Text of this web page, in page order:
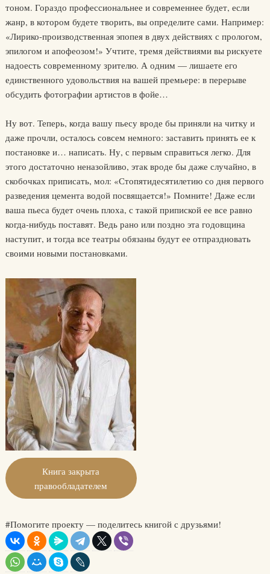
тоном. Гораздо профессиональнее и современнее будет, если
жанр, в котором будете творить, вы определите сами. Например:
«Лирико-производственная эпопея в двух действиях с прологом,
эпилогом и апофеозом!» Учтите, тремя действиями вы рискуете
надоесть современному зрителю. А одним — лишаете его
единственного удовольствия на вашей премьере: в перерыве
обсудить фотографии артистов в фойе…
Ну вот. Теперь, когда вашу пьесу вроде бы приняли на читку и
даже прочли, осталось совсем немного: заставить принять ее к
постановке и… написать. Ну, с первым справиться легко. Для
этого достаточно неназойливо, этак вроде бы даже случайно, в
скобочках приписать, мол: «Стопятидесятилетию со дня первого
разведения цемента водой посвящается!» Помните! Даже если
ваша пьеса будет очень плоха, с такой припиской ее все равно
когда-нибудь поставят. Ведь рано или поздно эта годовщина
наступит, и тогда все театры обязаны будут ее отпраздновать
своими новыми постановками.
Книга закрыта
правообладателем
#Помогите проекту — поделитесь книгой с друзьями!